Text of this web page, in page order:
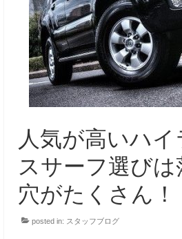
人気が高いハイ
スサーフ選びは
穴がたくさん！
posted in: スタッフブログ